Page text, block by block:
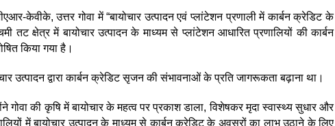
उत्तर गोवा में “बायोचार उत्पादन एवं प्लांटेशन प्रणाली में कार्बन क्रेडिट के
तट क्षेत्र में बायोचार उत्पादन के माध्यम से प्लांटेशन आधारित प्रणालियों की कार्बन
किया गया है।
उत्पादन द्वारा कार्बन क्रेडिट सृजन की संभावनाओं के प्रति जागरूकता बढ़ाना था।
की कृषि में बायोचार के महत्व पर प्रकाश डाला, विशेषकर मृदा स्वास्थ्य सुधार और
में बायोचार उत्पादन के माध्यम से कार्बन क्रेडिट के अवसरों का लाभ उठाने के लिए